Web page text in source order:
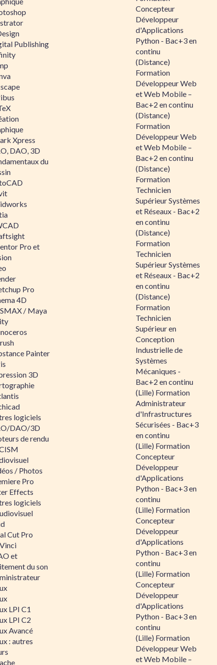
Publishing
Xpress
DAO, 3D
du
Pro et
Pro
4D
/ Maya
Painter
3D
logiciels
DAO/3D
de rendu
/ Photos
Pro
Effects
logiciels
Cut Pro
et
du son
LPI C1
LPI C2
Avancé
: autres
Concepteur
Développeur
d'Applications
Python - Bac+3 en
continu
(Distance)
Formation
Développeur Web
et Web Mobile –
Bac+2 en continu
(Distance)
Formation
Développeur Web
et Web Mobile –
Bac+2 en continu
(Distance)
Formation
Technicien
Supérieur Systèmes
et Réseaux - Bac+2
en continu
(Distance)
Formation
Technicien
Supérieur Systèmes
et Réseaux - Bac+2
en continu
(Distance)
Formation
Technicien
Supérieur en
Conception
Industrielle de
Systèmes
Mécaniques -
Bac+2 en continu
(Lille) Formation
Administrateur
d'Infrastructures
Sécurisées - Bac+3
en continu
(Lille) Formation
Concepteur
Développeur
d'Applications
Python - Bac+3 en
continu
(Lille) Formation
Concepteur
Développeur
d'Applications
Python - Bac+3 en
continu
(Lille) Formation
Concepteur
Développeur
d'Applications
Python - Bac+3 en
continu
(Lille) Formation
Développeur Web
et Web Mobile –